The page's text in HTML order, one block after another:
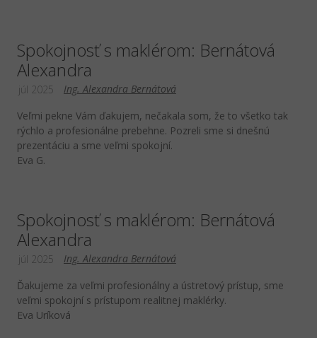
Spokojnosť s maklérom: Bernátová
Alexandra
Ing. Alexandra Bernátová
júl 2025
Veľmi pekne Vám ďakujem, nečakala som, že to všetko tak
rýchlo a profesionálne prebehne. Pozreli sme si dnešnú
prezentáciu a sme veľmi spokojní.
Eva G.
Spokojnosť s maklérom: Bernátová
Alexandra
Ing. Alexandra Bernátová
júl 2025
Ďakujeme za veľmi profesionálny a ústretový prístup, sme
veľmi spokojní s prístupom realitnej maklérky.
Eva Uríková